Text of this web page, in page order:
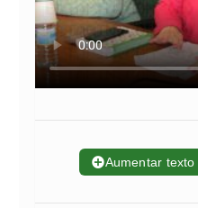
➕Aumentar texto